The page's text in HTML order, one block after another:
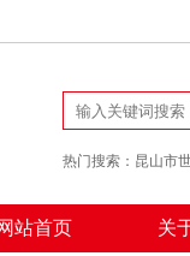
热门搜索： 昆山市
站首页 关